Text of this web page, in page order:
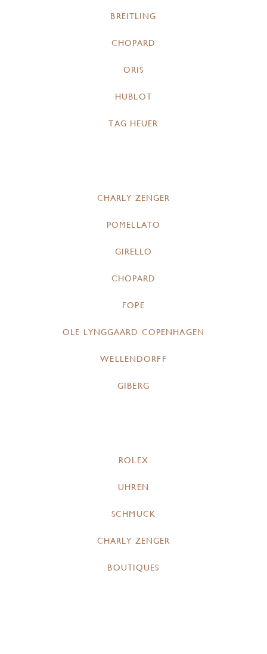
BREITLING
CHOPARD
ORIS
HUBLOT
TAG HEUER
CHARLY ZENGER
POMELLATO
GIRELLO
CHOPARD
FOPE
OLE LYNGGAARD COPENHAGEN
WELLENDORFF
GIBERG
ROLEX
UHREN
SCHMUCK
CHARLY ZENGER
BOUTIQUES